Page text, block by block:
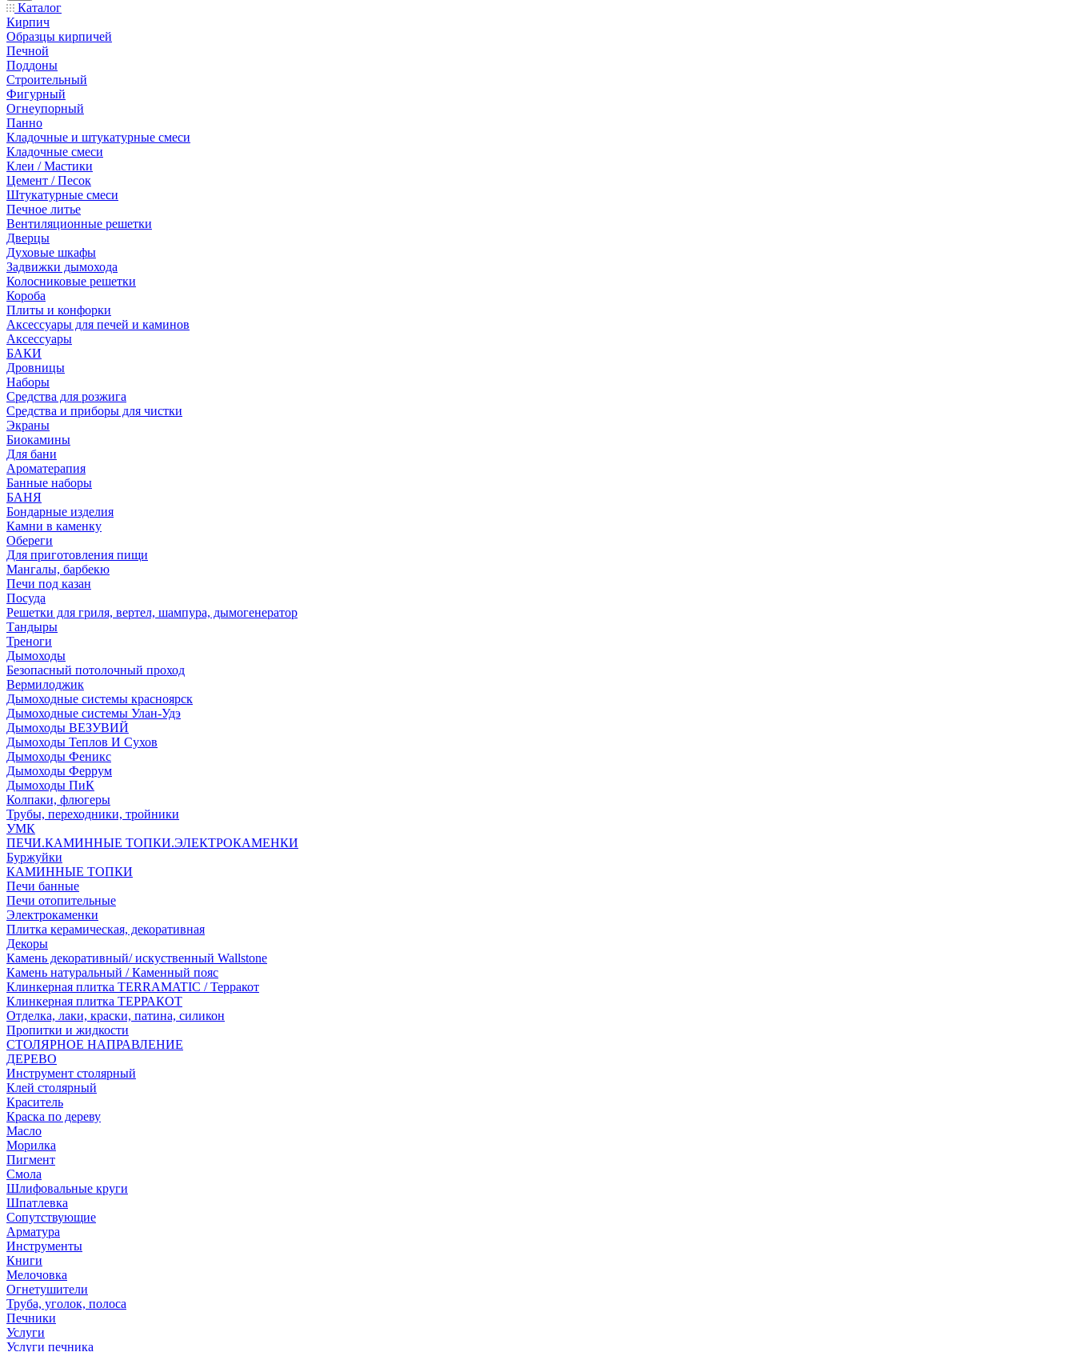
Каталог
Кирпич
Образцы кирпичей
Печной
Поддоны
Строительный
Фигурный
Огнеупорный
Панно
Кладочные и штукатурные смеси
Кладочные смеси
Клеи / Мастики
Цемент / Песок
Штукатурные смеси
Печное литье
Вентиляционные решетки
Дверцы
Духовые шкафы
Задвижки дымохода
Колосниковые решетки
Короба
Плиты и конфорки
Аксессуары для печей и каминов
Аксессуары
БАКИ
Дровницы
Наборы
Средства для розжига
Средства и приборы для чистки
Экраны
Биокамины
Для бани
Ароматерапия
Банные наборы
БАНЯ
Бондарные изделия
Камни в каменку
Обереги
Для приготовления пищи
Мангалы, барбекю
Печи под казан
Посуда
Решетки для гриля, вертел, шампура, дымогенератор
Тандыры
Треноги
Дымоходы
Безопасный потолочный проход
Вермилоджик
Дымоходные системы красноярск
Дымоходные системы Улан-Удэ
Дымоходы ВЕЗУВИЙ
Дымоходы Теплов И Сухов
Дымоходы Феникс
Дымоходы Феррум
Дымоходы ПиК
Колпаки, флюгеры
Трубы, переходники, тройники
УМК
ПЕЧИ.КАМИННЫЕ ТОПКИ.ЭЛЕКТРОКАМЕНКИ
Буржуйки
КАМИННЫЕ ТОПКИ
Печи банные
Печи отопительные
Электрокаменки
Плитка керамическая, декоративная
Декоры
Камень декоративный/ искуственный Wallstone
Камень натуральный / Каменный пояс
Клинкерная плитка TERRAMATIC / Терракот
Клинкерная плитка ТЕРРАКОТ
Отделка, лаки, краски, патина, силикон
Пропитки и жидкости
СТОЛЯРНОЕ НАПРАВЛЕНИЕ
ДЕРЕВО
Инструмент столярный
Клей столярный
Краситель
Краска по дереву
Масло
Морилка
Пигмент
Смола
Шлифовальные круги
Шпатлевка
Сопутствующие
Арматура
Инструменты
Книги
Мелочовка
Огнетушители
Труба, уголок, полоса
Печники
Услуги
Услуги печника